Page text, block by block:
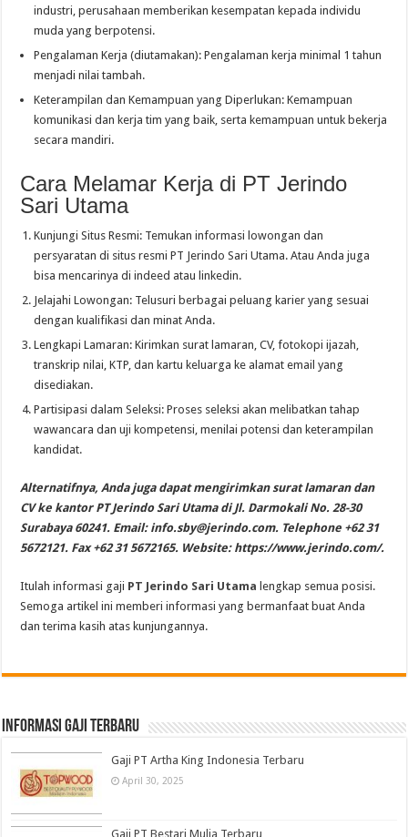
industri, perusahaan memberikan kesempatan kepada individu
muda yang berpotensi.
Pengalaman Kerja (diutamakan): Pengalaman kerja minimal 1 tahun
menjadi nilai tambah.
Keterampilan dan Kemampuan yang Diperlukan: Kemampuan
komunikasi dan kerja tim yang baik, serta kemampuan untuk bekerja
secara mandiri.
Cara Melamar Kerja di PT Jerindo
Sari Utama
Kunjungi Situs Resmi: Temukan informasi lowongan dan
persyaratan di situs resmi PT Jerindo Sari Utama. Atau Anda juga
bisa mencarinya di indeed atau linkedin.
Jelajahi Lowongan: Telusuri berbagai peluang karier yang sesuai
dengan kualifikasi dan minat Anda.
Lengkapi Lamaran: Kirimkan surat lamaran, CV, fotokopi ijazah,
transkrip nilai, KTP, dan kartu keluarga ke alamat email yang
disediakan.
Partisipasi dalam Seleksi: Proses seleksi akan melibatkan tahap
wawancara dan uji kompetensi, menilai potensi dan keterampilan
kandidat.
Alternatifnya, Anda juga dapat mengirimkan surat lamaran dan
CV ke kantor PT Jerindo Sari Utama di Jl. Darmokali No. 28-30
Surabaya 60241. Email: info.sby@jerindo.com. Telephone +62 31
5672121. Fax +62 31 5672165. Website: https://www.jerindo.com/.
Itulah informasi gaji PT Jerindo Sari Utama lengkap semua posisi.
Semoga artikel ini memberi informasi yang bermanfaat buat Anda
dan terima kasih atas kunjungannya.
informasi gaji terbaru
Gaji PT Artha King Indonesia Terbaru
April 30, 2025
Gaji PT Bestari Mulia Terbaru